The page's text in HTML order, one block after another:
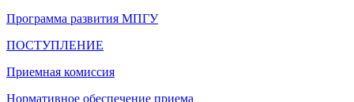
Программа развития МПГУ
ПОСТУПЛЕНИЕ
Приемная комиссия
Нормативное обеспечение приема